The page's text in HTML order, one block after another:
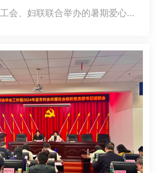
会、妇联联合举办的暑期爱心公
"科普传新知，林防御外侵"为主
课件展示、互动问答等多元化形
启了一场妙趣…